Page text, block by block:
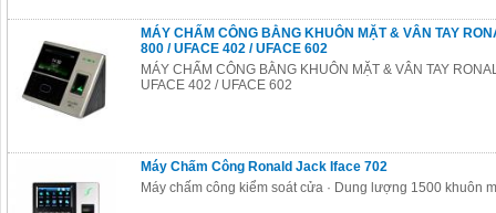
MÁY CHẤM CÔNG BẰNG KHUÔN MẶT & VÂN TAY
800 / UFACE 402 / UFACE 602
MÁY CHẤM CÔNG BẰNG KHUÔN MẶT & VÂN TAY
UFACE 402 / UFACE 602
Máy Chấm Công Ronald Jack Iface 702
Máy chấm công kiểm soát cửa · Dung lượng 1500 khuôn